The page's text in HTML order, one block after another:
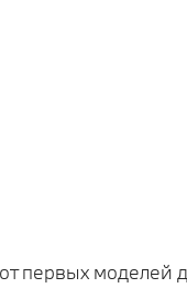
первых моделей